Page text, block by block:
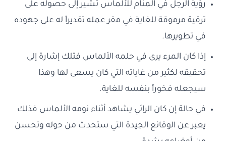
رؤية الرجل في المنام للألماس تشير إلى حصوله على
ترقية مرموقة للغاية في مقر عمله تقديراً له على جهوده
في تطويرها.
إذا كان المرء يرى في حلمه الألماس فتلك إشارة إلى
تحقيقه لكثير من غاياته التي كان يسعى لها وهذا
سيجعله فخوراً بنفسه للغاية.
في حالة إن كان الرائي يشاهد أثناء نومه الألماس فذلك
يعبر عن الوقائع الجيدة التي ستحدث من حوله وتحسن